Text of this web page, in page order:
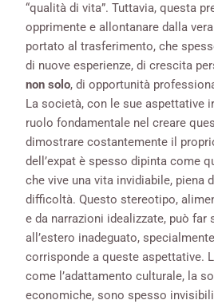
“qualità di vita”. Tuttavia, questa
opprimente e allontanare dalla
portato al trasferimento, che
di nuove esperienze, di crescita
non solo, di opportunità
La società, con le sue aspettative
ruolo fondamentale nel creare
dimostrare costantemente il
dell’expat è spesso dipinta come
che vive una vita invidiabile, piena
difficoltà. Questo stereotipo,
e da narrazioni idealizzate, può far
all’estero inadeguato,
corrisponde a queste aspettative.
come l’adattamento culturale, la
economiche, sono spesso